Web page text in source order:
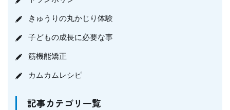
きゅうりの丸かじり体験
子どもの成長に必要な事
筋機能矯正
カムカムレシピ
記事カテゴリ一覧